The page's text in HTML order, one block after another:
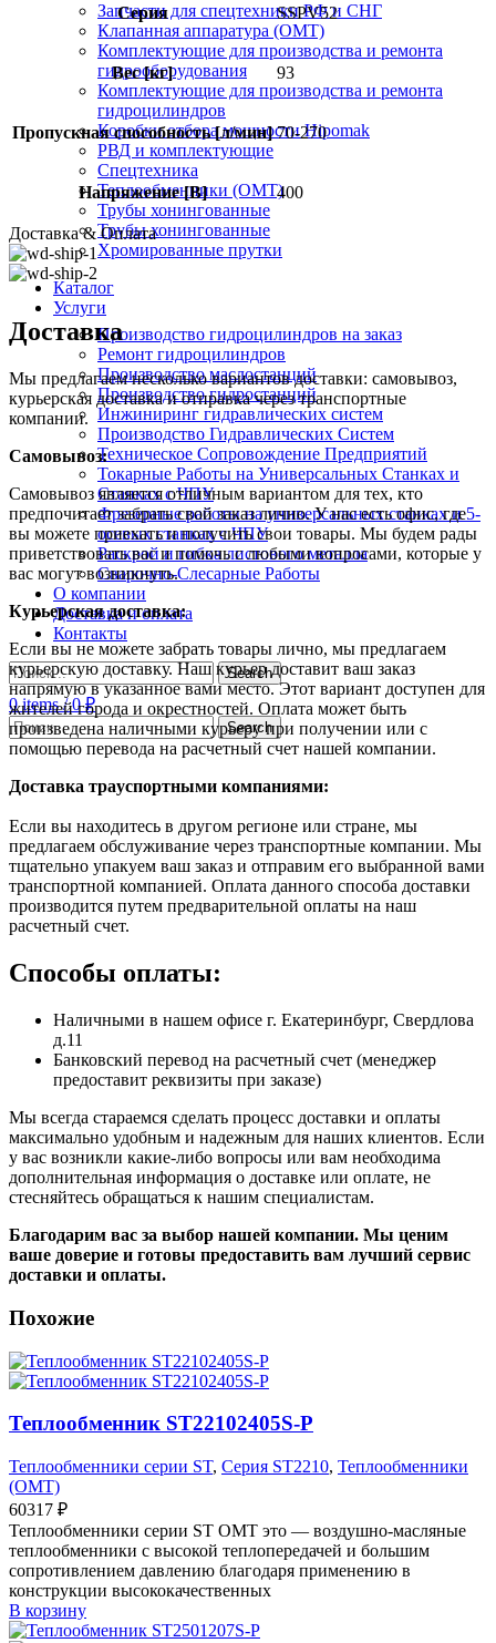
Запчасти для спецтехники РФ и СНГ
Клапанная аппаратура (OMT)
Комплектующие для производства и ремонта
гидрооборудования
Комплектующие для производства и ремонта
гидроцилиндров
Коробки отбора мощности Hipomak
РВД и комплектующие
Спецтехника
Теплообменники (OMT)
Трубы хонингованные
Трубы хонингованные
Хромированные прутки
Каталог
Услуги
Производство гидроцилиндров на заказ
Ремонт гидроцилиндров
Производство маслостанций
Производство гидростанций
Инжиниринг гидравлических систем
Производство Гидравлических Систем
Техническое Сопровождение Предприятий
Токарные Работы на Универсальных Станках и
Станках с ЧПУ
Фрезерные работы на универсальных станках и 5-
осевых станках с ЧПУ
Раскрой и гибка листового металла
Сварочно-Слесарные Работы
О компании
Доставка и оплата
Контакты
Search
0items / 0₽
Search
Серия SSPV52
Вес [кг] 93
Пропускная способность [л/мин] 70-270
Напряжение [В] 400
Доставка & Оплата
Доставка
Мы предлагаем несколько вариантов доставки: самовывоз,
курьерская доставка и отправка через транспортные
компании.
Самовывоз:
Самовывоз является отличным вариантом для тех, кто
предпочитает забрать свой заказ лично. У нас есть офис, где
вы можете приехать и получить свои товары. Мы будем рады
приветствовать вас и помочь с любыми вопросами, которые у
вас могут возникнуть.
Курьерская доставка:
Если вы не можете забрать товары лично, мы предлагаем
курьерскую доставку. Наш курьер доставит ваш заказ
напрямую в указанное вами место. Этот вариант доступен для
жителей города и окрестностей. Оплата может быть
произведена наличными курьеру при получении или с
помощью перевода на расчетный счет нашей компании.
Доставка траyспортными компаниями:
Если вы находитесь в другом регионе или стране, мы
предлагаем обслуживание через транспортные компании. Мы
тщательно упакуем ваш заказ и отправим его выбранной вами
транспортной компанией. Оплата данного способа доставки
производится путем предварительной оплаты на наш
расчетный счет.
Способы оплаты:
Наличными в нашем офисе г. Екатеринбург, Свердлова
д.11
Банковский перевод на расчетный счет (менеджер
предоставит реквизиты при заказе)
Мы всегда стараемся сделать процесс доставки и оплаты
максимально удобным и надежным для наших клиентов. Если
у вас возникли какие-либо вопросы или вам необходима
дополнительная информация о доставке или оплате, не
стесняйтесь обращаться к нашим специалистам.
Благодарим вас за выбор нашей компании. Мы ценим
ваше доверие и готовы предоставить вам лучший сервис
доставки и оплаты.
Похожие
Теплообменник ST22102405S-P
Теплообменники серии ST, Серия ST2210, Теплообменники
(OMT)
60317 ₽
Теплообменники серии ST OMT это — воздушно-масляные
теплообменники с высокой теплопередачей и большим
сопротивлением давлению благодаря применению в
конструкции высококачественных
В корзину